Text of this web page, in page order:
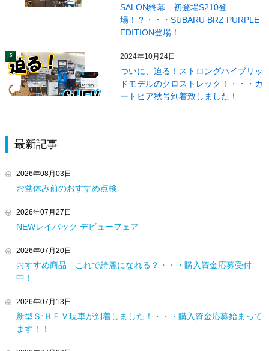
SALON終幕 初登場S210登
場！？・・・SUBARU BRZ PURPLE
EDITION登場！
5 2024年10月24日
ついに、迫る！ストロングハイブリッ
ドモデルのクロストレック！・・・カ
ートピア秋号到着致しました！
最新記事
2026年08月03日
お盆休み前のおすすめ点検
2026年07月27日
NEWレイバック デビューフェア
2026年07月20日
おすすめ商品 これで綺麗になれる？・・・購入資金応募受付
中！
2026年07月13日
新型Ｓ:ＨＥＶ現車が到着しました！・・・購入資金応募始まって
ます！！